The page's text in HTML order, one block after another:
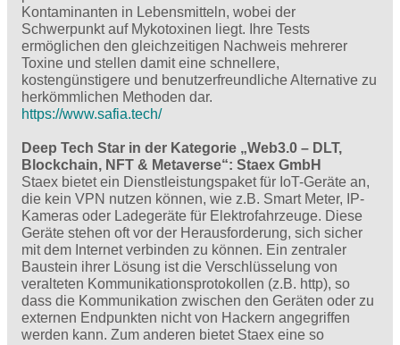
Kontaminanten in Lebensmitteln, wobei der
Schwerpunkt auf Mykotoxinen liegt. Ihre Tests
ermöglichen den gleichzeitigen Nachweis mehrerer
Toxine und stellen damit eine schnellere,
kostengünstigere und benutzerfreundliche Alternative zu
herkömmlichen Methoden dar.
https://www.safia.tech/
Deep Tech Star in der Kategorie „Web3.0 – DLT,
Blockchain, NFT & Metaverse“: Staex GmbH
Staex bietet ein Dienstleistungspaket für IoT-Geräte an,
die kein VPN nutzen können, wie z.B. Smart Meter, IP-
Kameras oder Ladegeräte für Elektrofahrzeuge. Diese
Geräte stehen oft vor der Herausforderung, sich sicher
mit dem Internet verbinden zu können. Ein zentraler
Baustein ihrer Lösung ist die Verschlüsselung von
veralteten Kommunikationsprotokollen (z.B. http), so
dass die Kommunikation zwischen den Geräten oder zu
externen Endpunkten nicht von Hackern angegriffen
werden kann. Zum anderen bietet Staex eine so